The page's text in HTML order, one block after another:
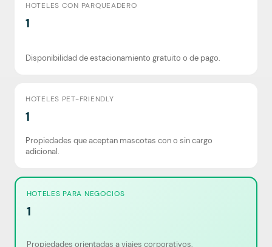
HOTELES CON PARQUEADERO
1
Disponibilidad de estacionamiento gratuito o de pago.
HOTELES PET-FRIENDLY
1
Propiedades que aceptan mascotas con o sin cargo
adicional.
HOTELES PARA NEGOCIOS
1
Propiedades orientadas a viajes corporativos.